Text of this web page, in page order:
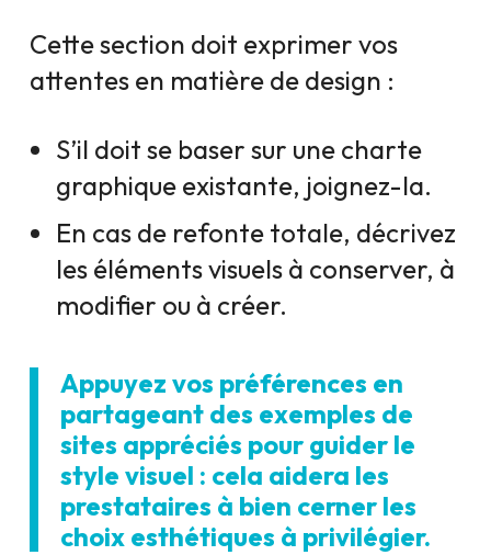
Cette section doit exprimer vos
attentes en matière de design :
S’il doit se baser sur une charte
graphique existante, joignez-la.
En cas de refonte totale, décrivez
les éléments visuels à conserver, à
modifier ou à créer.
Appuyez vos préférences en
partageant des exemples de
sites appréciés pour guider le
style visuel : cela aidera les
prestataires à bien cerner les
choix esthétiques à privilégier.